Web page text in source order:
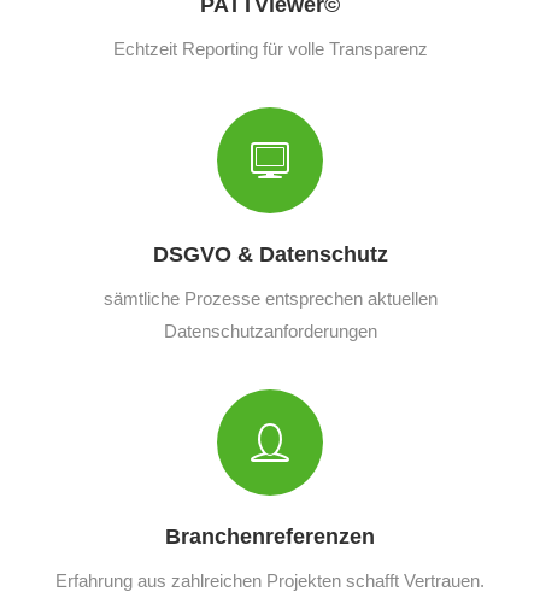
Echtzeit Reporting für volle Transparenz
DSGVO & Datenschutz
sämtliche Prozesse entsprechen aktuellen
Datenschutzanforderungen
Branchenreferenzen
Erfahrung aus zahlreichen Projekten schafft Vertrauen.